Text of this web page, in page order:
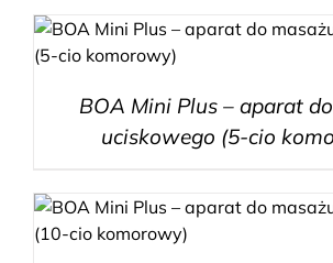
BOA Mini Plus – aparat
uciskowego (5-cio